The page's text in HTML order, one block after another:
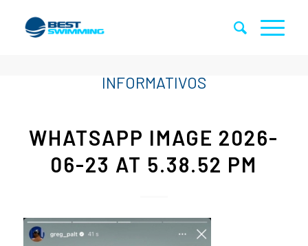
WHATSAPP IMAGE 2026-
06-23 AT 5.38.52 PM